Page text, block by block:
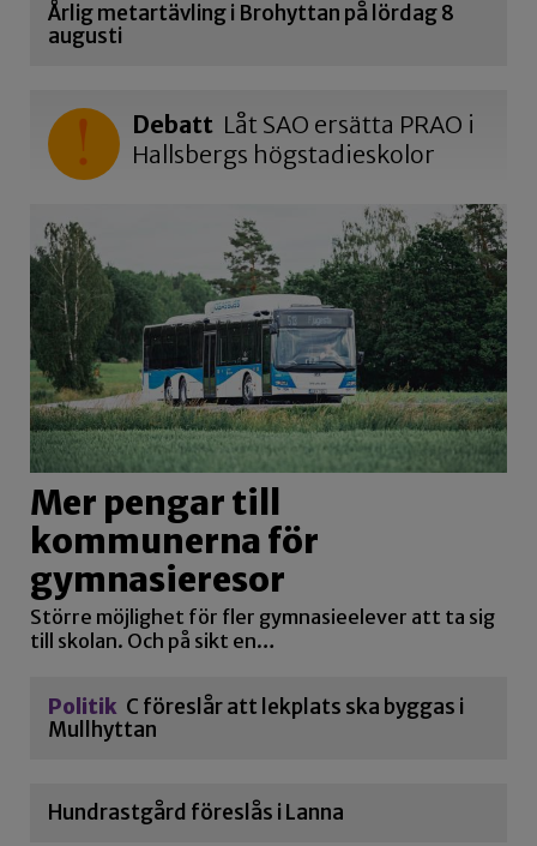
Årlig metartävling i Brohyttan på lördag 8
augusti
Debatt Låt SAO ersätta PRAO i
Hallsbergs högstadieskolor
Mer pengar till
kommunerna för
gymnasieresor
Större möjlighet för fler gymnasieelever att ta sig
till skolan. Och på sikt en…
Politik C föreslår att lekplats ska byggas i
Mullhyttan
Hundrastgård föreslås i Lanna